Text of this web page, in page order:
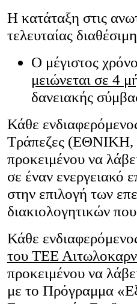
Η κατάταξη στις
τελευταίας
Ο μέγιστος
μειώνεται σε 4
δανειακής
Κάθε
Τράπεζες
προκειμένου να
σε έναν ενεργειακό
στην επιλογή των
διακιολογητικών
Κάθε
του ΤΕΕ
προκειμένου να
με το Πρόγραμμα